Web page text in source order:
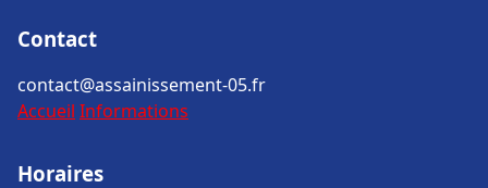
Contact
contact@assainissement-05.fr
Accueil Informations
Horaires